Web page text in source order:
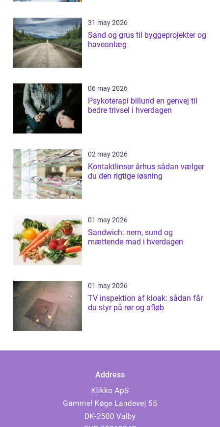
31 may 2026
Sand og grus til byggeprojekter og
haveanlæg
06 may 2026
Psykoterapi billund en genvej til
bedre trivsel i hverdagen
02 may 2026
Kontaktlinser århus sådan vælger
du den rigtige løsning
01 may 2026
Sandwich: nem, sund og
mættende mad i hverdagen
01 may 2026
TV inspektion af kloak: sådan får
du styr på rør og afløb
Address